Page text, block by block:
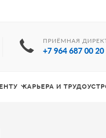
ПРИЁМНАЯ
+7 964 687 00 20
КАРЬЕРА И